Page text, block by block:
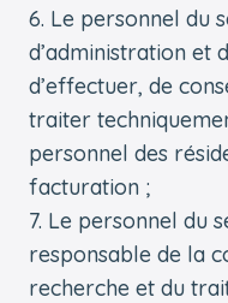
Le personnel du
d’administration et
d’effectuer, de
traiter
personnel des
facturation ;
Le personnel du
responsable de la
recherche et du